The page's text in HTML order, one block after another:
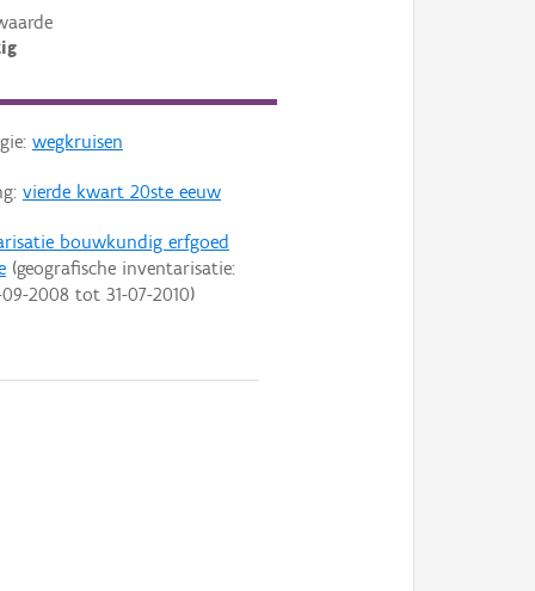
wegkruisen
vierde kwart 20ste eeuw
bouwkundig erfgoed
(geografische inventarisatie:
09-2008tot 31-07-2010)